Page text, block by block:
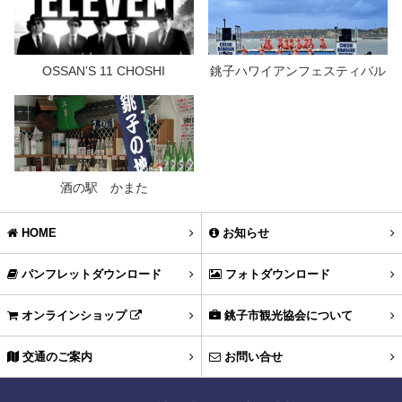
OSSAN’S 11 CHOSHI 銚子ハワイアンフェスティバル
酒の駅 かまた
HOME お知らせ
パンフレットダウンロード フォトダウンロード
オンラインショップ 銚子市観光協会について
交通のご案内 お問い合せ